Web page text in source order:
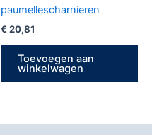
paumellescharnieren
€ 20,81
Toevoegen aan
winkelwagen